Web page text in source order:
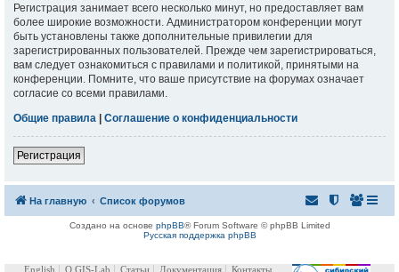
Регистрация занимает всего несколько минут, но предоставляет вам
более широкие возможности. Администратором конференции могут
быть установлены также дополнительные привилегии для
зарегистрированных пользователей. Прежде чем зарегистрироваться,
вам следует ознакомиться с правилами и политикой, принятыми на
конференции. Помните, что ваше присутствие на форумах означает
согласие со всеми правилами.
Общие правила | Соглашение о конфиденциальности
Регистрация
На главную Список форумов
Создано на основе phpBB® Forum Software © phpBB Limited
Русская поддержка phpBB
English О GIS-Lab Статьи Документация Контакты